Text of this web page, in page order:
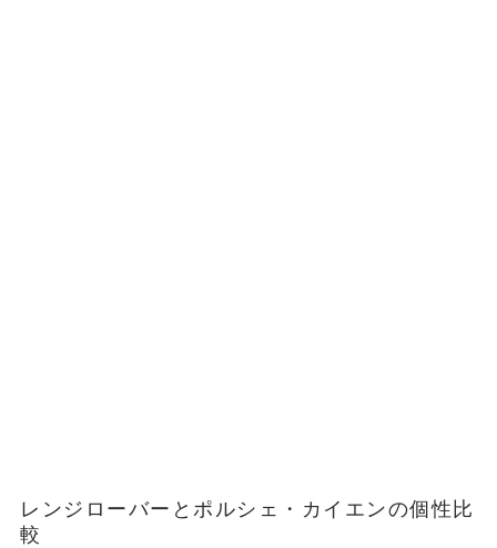
レンジローバーとポルシェ・カイエンの個性比
較